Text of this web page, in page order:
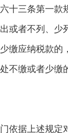
十三条第一
或者不列、
缴应纳税款
不缴或者少缴
依据上述规